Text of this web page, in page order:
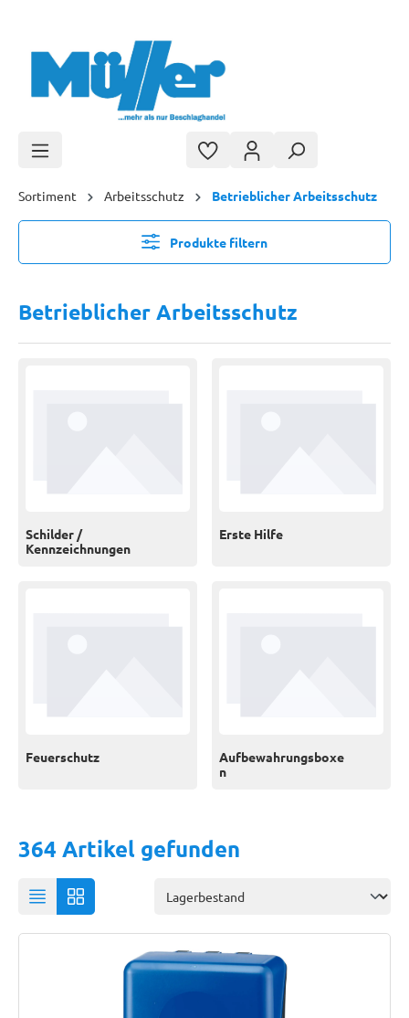
Sortiment Arbeitsschutz Betrieblicher Arbeitsschutz
Produkte filtern
Betrieblicher Arbeitsschutz
Schilder /
Kennzeichnungen
Erste Hilfe
Feuerschutz
Aufbewahrungsboxe
n
364 Artikel gefunden